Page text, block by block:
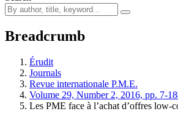
Breadcrumb
Érudit
Journals
Revue internationale P.M.E.
Volume 29, Number 2, 2016, pp. 7-
Les PME face à l’achat d’offres low-